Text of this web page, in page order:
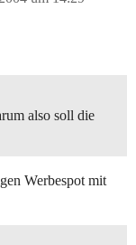
also soll die
Werbespot mit